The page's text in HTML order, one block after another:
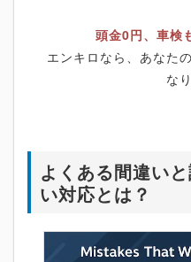
頭金0円、車検
エンキロなら、あなた
な
よくある間違い
い対応とは？